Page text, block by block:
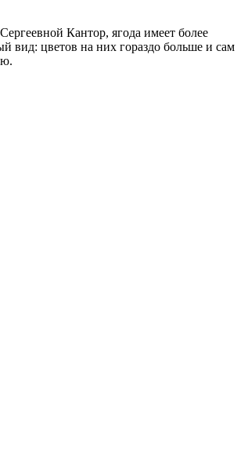
Кантор, ягода имеет более
цветов на них гораздо больше и сам